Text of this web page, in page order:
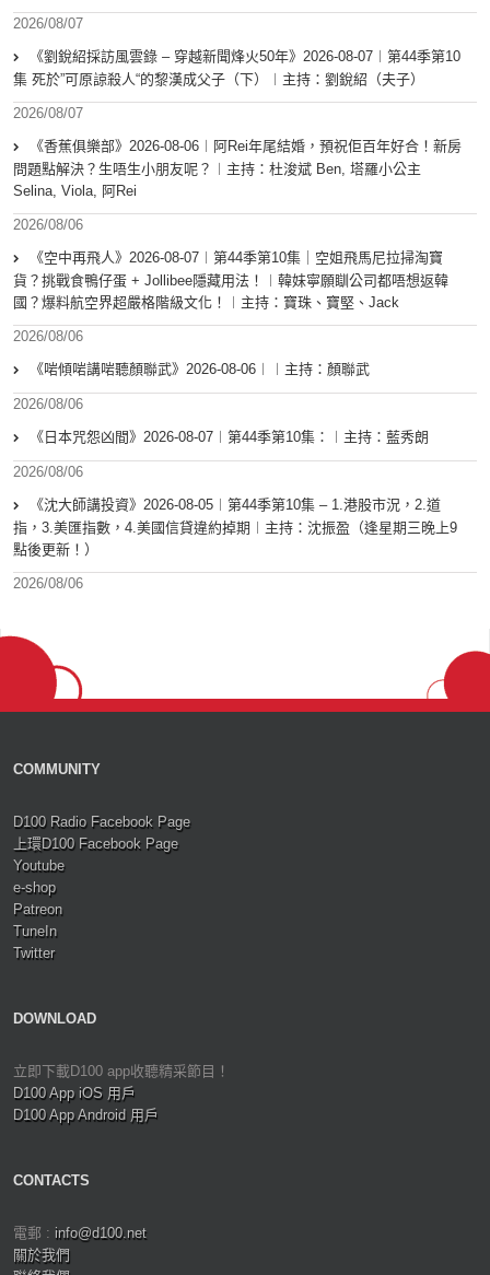
2026/08/07
《劉銳紹採訪風雲錄 – 穿越新聞烽火50年》2026-08-07︱第44季第10
集 死於”可原諒殺人“的黎漢成父子（下）︱主持：劉銳紹（夫子）
2026/08/07
《香蕉俱樂部》2026-08-06︱阿Rei年尾結婚，預祝佢百年好合！新房
問題點解決？生唔生小朋友呢？︱主持：杜浚斌 Ben, 塔羅小公主
Selina, Viola, 阿Rei
2026/08/06
《空中再飛人》2026-08-07︱第44季第10集｜空姐飛馬尼拉掃淘寶
貨？挑戰食鴨仔蛋 + Jollibee隱藏用法！︱韓妹寧願瞓公司都唔想返韓
國？爆料航空界超嚴格階級文化！︱主持：寶珠、寶堅、Jack
2026/08/06
《啱傾啱講啱聽顏聯武》2026-08-06︱︱主持：顏聯武
2026/08/06
《日本咒怨凶間》2026-08-07︱第44季第10集：︱主持：藍秀朗
2026/08/06
《沈大師講投資》2026-08-05︱第44季第10集 – 1.港股市況，2.道
指，3.美匯指數，4.美國信貸違約掉期︱主持：沈振盈（逢星期三晚上9
點後更新！）
2026/08/06
COMMUNITY
D100 Radio Facebook Page
上環D100 Facebook Page
Youtube
e-shop
Patreon
TuneIn
Twitter
DOWNLOAD
立即下載D100 app收聽精采節目！
D100 App iOS 用戶
D100 App Android 用戶
CONTACTS
電郵 : info@d100.net
關於我們